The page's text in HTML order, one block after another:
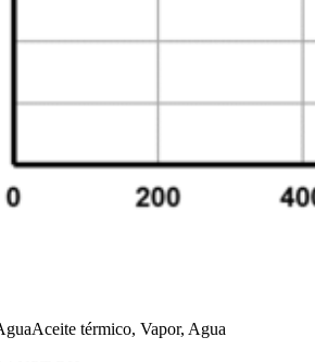
Aceite térmico, Vapor, Agua